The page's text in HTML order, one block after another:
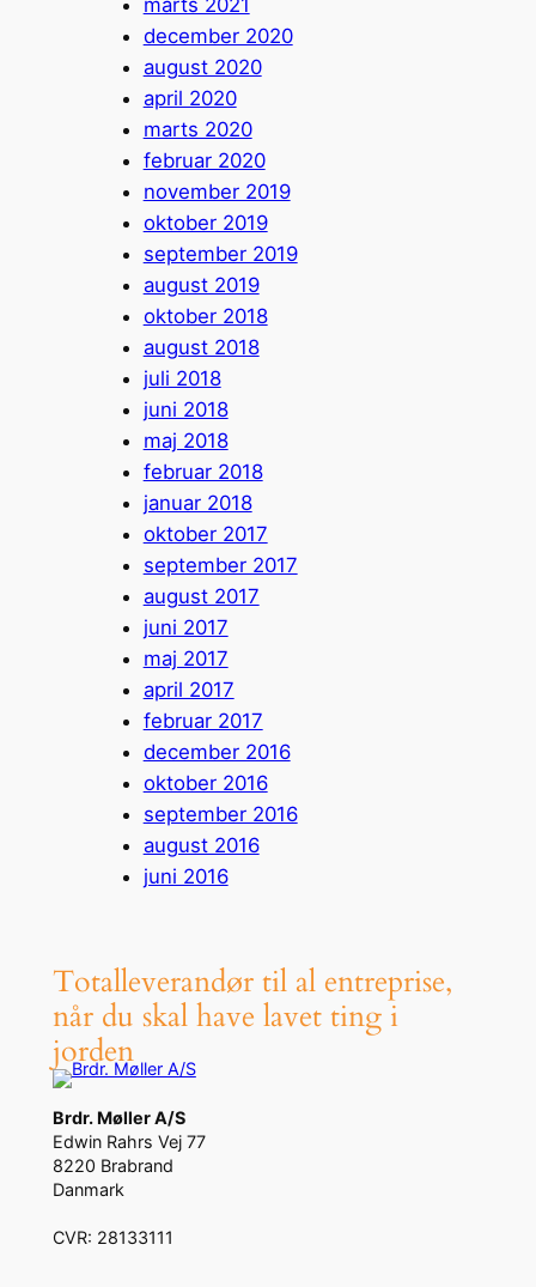
december 2020
august 2020
april 2020
marts 2020
februar 2020
november 2019
oktober 2019
september 2019
august 2019
oktober 2018
august 2018
juli 2018
juni 2018
maj 2018
februar 2018
januar 2018
oktober 2017
september 2017
august 2017
juni 2017
maj 2017
april 2017
februar 2017
december 2016
oktober 2016
september 2016
august 2016
juni 2016
Totalleverandør til al entreprise,
når du skal have lavet ting i
jorden
Brdr. Møller A/S
Edwin Rahrs Vej 77
8220 Brabrand
Danmark
CVR: 28133111